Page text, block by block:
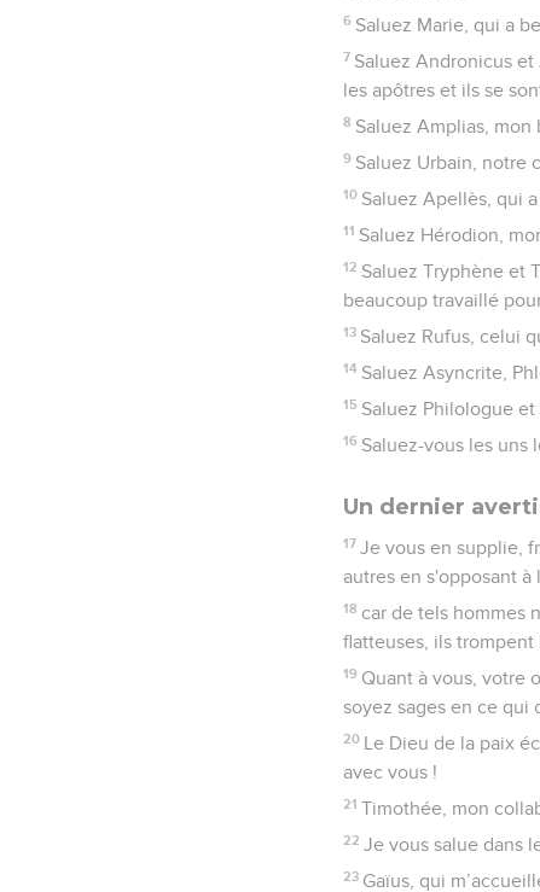
6 Saluez Marie, qui a
7 Saluez Andronicus
les apôtres et ils se
8 Saluez Amplias, mon
9 Saluez Urbain, notre
10 Saluez Apellès, qui
11 Saluez Hérodion,
12 Saluez Tryphène et
beaucoup travaillé
13 Saluez Rufus, celui
14 Saluez Asyncrite,
15 Saluez Philologue
16 Saluez-vous les uns
Un dernier
17 Je vous en supplie,
autres en s'opposant
18 car de tels hommes
flatteuses, ils
19 Quant à vous, votre
soyez sages en ce qui
20 Le Dieu de la paix
avec vous !
21 Timothée, mon
22 Je vous salue dans
23 Gaïus, qui